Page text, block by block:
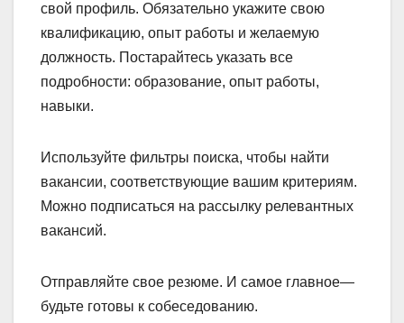
свой профиль. Обязательно укажите свою
квалификацию, опыт работы и желаемую
должность. Постарайтесь указать все
подробности: образование, опыт работы,
навыки.
Используйте фильтры поиска, чтобы найти
вакансии, соответствующие вашим критериям.
Можно подписаться на рассылку релевантных
вакансий.
Отправляйте свое резюме. И самое главное—
будьте готовы к собеседованию.